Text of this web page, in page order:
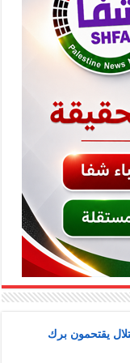
يقتحمون برك